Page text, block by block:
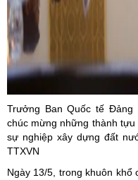
Trưởng Ban Quốc tế Đảng
chúc mừng những thành
sự nghiệp xây dựng đất
TTXVN
Ngày 13/5, trong khuôn khổ